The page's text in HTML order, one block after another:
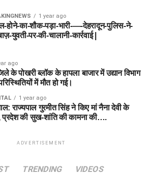
1 year ago
होने-का-शौक-पड़ा-भारी-—-देहरादून-पुलिस-ने-
युवती-पर-की-चालानी-कार्रवाई |
ago
के पोखरी ब्लॉक के हापला बाजार में उद्यान विभाग
में मौत हो गई।
1 year ago
राज्यपाल गुरमीत सिंह ने किए मां नैना देवी के
प्रदेश की सुख-शांति की कामना की….
ADVERTISEMENT
TRENDING VIDEOS